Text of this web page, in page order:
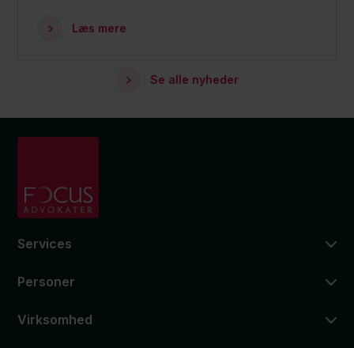
Læs mere
Se alle nyheder
Services
Personer
Virksomhed